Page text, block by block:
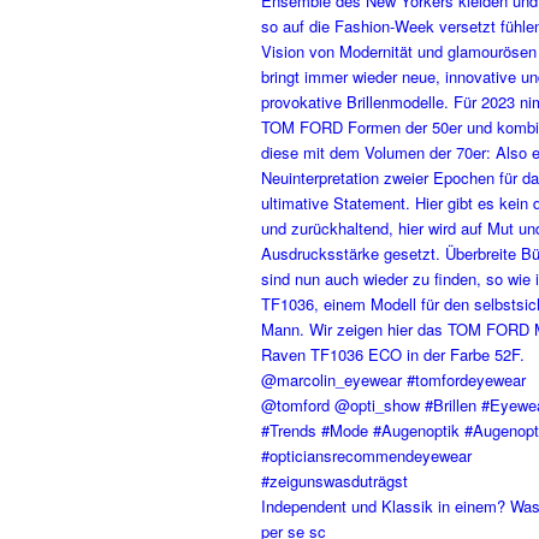
Independent und Klassik in einem?
per se sc